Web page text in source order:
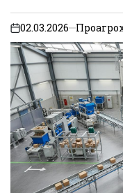
on02.03.2026